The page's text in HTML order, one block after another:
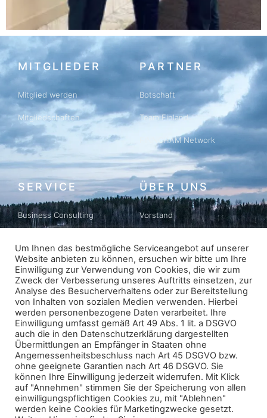
MITGLIEDER
Mitglied werden
Mitgliedschaften
PARTNER
Botschaft
Team Finland
FINNCHAM Network
SERVICE
Business Consulting
Newsletter
ÜBER UNS
Vorstand
Datenschutz
Impressum
ABONNIEREN
© 2026 - FINNCHAM Austria
Um Ihnen das bestmögliche Serviceangebot auf unserer
Website anbieten zu können, ersuchen wir bitte um Ihre
Einwilligung zur Verwendung von Cookies, die wir zum
Zweck der Verbesserung unseres Auftritts einsetzen, zur
Analyse des Besucherverhaltens oder zur Bereitstellung
von Inhalten von sozialen Medien verwenden. Hierbei
werden personenbezogene Daten verarbeitet. Ihre
Einwilligung umfasst gemäß Art 49 Abs. 1 lit. a DSGVO
auch die in den Datenschutzerklärung dargestellten
Übermittlungen an Empfänger in Staaten ohne
Angemessenheitsbeschluss nach Art 45 DSGVO bzw.
ohne geeignete Garantien nach Art 46 DSGVO. Sie
können Ihre Einwilligung jederzeit widerrufen. Mit Klick
auf "Annehmen" stimmen Sie der Speicherung von allen
einwilligungspflichtigen Cookies zu, mit "Ablehnen"
werden keine Cookies für Marketingzwecke gesetzt.